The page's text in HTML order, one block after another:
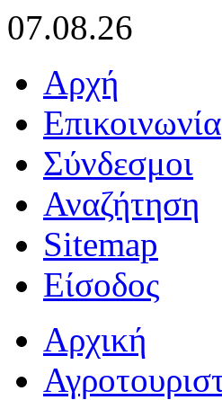
07.08.26
Αρχή
Επικοινωνία
Σύνδεσμοι
Αναζήτηση
Sitemap
Είσοδος
Αρχική